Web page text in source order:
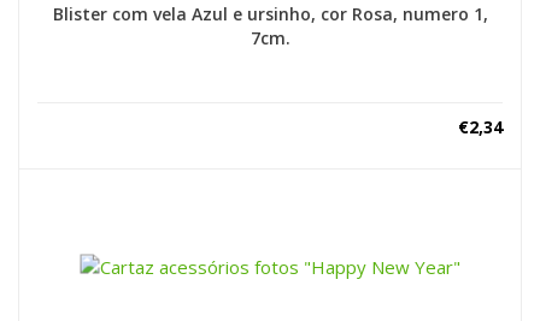
Blister com vela Azul e ursinho, cor Rosa, numero 1,
7cm.
€2,34